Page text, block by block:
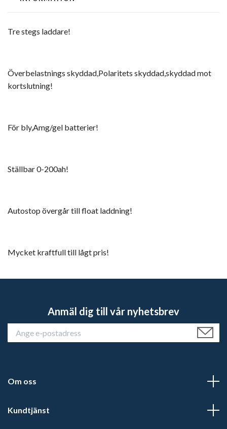
Tre stegs laddare!
Överbelastnings skyddad,Polaritets skyddad,skyddad mot
kortslutning!
För bly,Amg/gel batterier!
Ställbar 0-200ah!
Autostop övergår till float laddning!
Mycket kraftfull till lågt pris!
Anmäl dig till vår nyhetsbrev
Om oss
Kundtjänst